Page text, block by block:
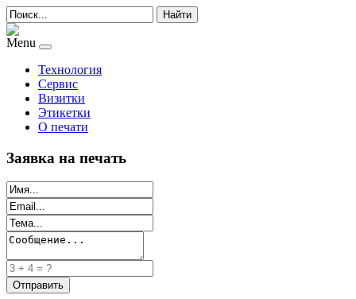
Найти
Menu
Технология
Сервис
Визитки
Этикетки
О печати
Заявка на печать